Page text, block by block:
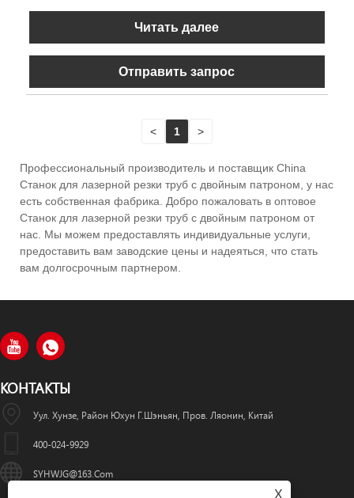
Читать далее
Отправить запрос
< 1 >
Профессиональный производитель и поставщик China
Станок для лазерной резки труб с двойным патроном, у нас
есть собственная фабрика. Добро пожаловать в оптовое
Станок для лазерной резки труб с двойным патроном от
нас. Мы можем предоставлять индивидуальные услуги,
предоставить вам заводские цены и надеяться, что стать
вам долгосрочным партнером.
КОНТАКТЫ
Уул. Хунзе, Район Юхун Г.Шэньян, Пров. Ляонин, Китай
400-024-9929
SYHWJG@163.com
X